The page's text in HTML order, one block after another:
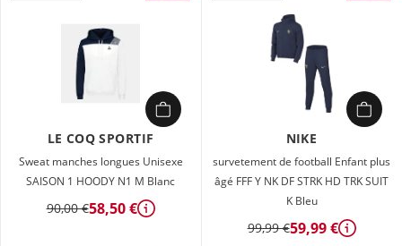
LE COQ SPORTIF
Sweat manches longues Unisexe
SAISON 1 HOODY N1 M Blanc
90,00 €58,50 € Détails
NIKE
survetement de football Enfant plus
âgé FFF Y NK DF STRK HD TRK SUIT
K Bleu
99,99 €59,99 € Détails